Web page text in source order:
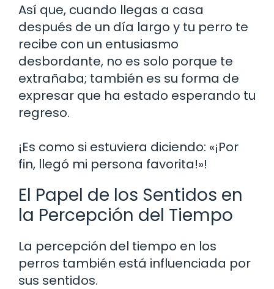
Así que, cuando llegas a casa
después de un día largo y tu perro te
recibe con un entusiasmo
desbordante, no es solo porque te
extrañaba; también es su forma de
expresar que ha estado esperando tu
regreso.
¡Es como si estuviera diciendo: «¡Por
fin, llegó mi persona favorita!»!
El Papel de los Sentidos en
la Percepción del Tiempo
La percepción del tiempo en los
perros también está influenciada por
sus sentidos.